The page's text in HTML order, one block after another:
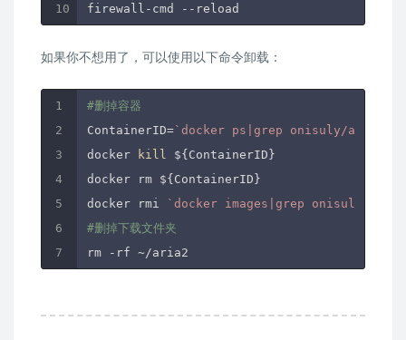
如果你不想用了，可以使用以下命令卸载：
#删掉容器
ContainerID=`docker ps|grep onisuly/aria2-
docker
kill
${ContainerID}
docker rm ${ContainerID}
docker rmi
`docker images|grep onisuly/
#删掉下载文件夹
rm -rf ~